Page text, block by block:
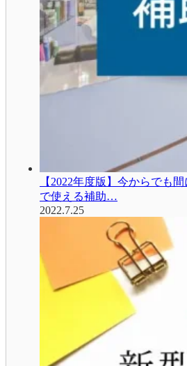
【2022年度版】今からでも
で使える補助…
2022.7.25